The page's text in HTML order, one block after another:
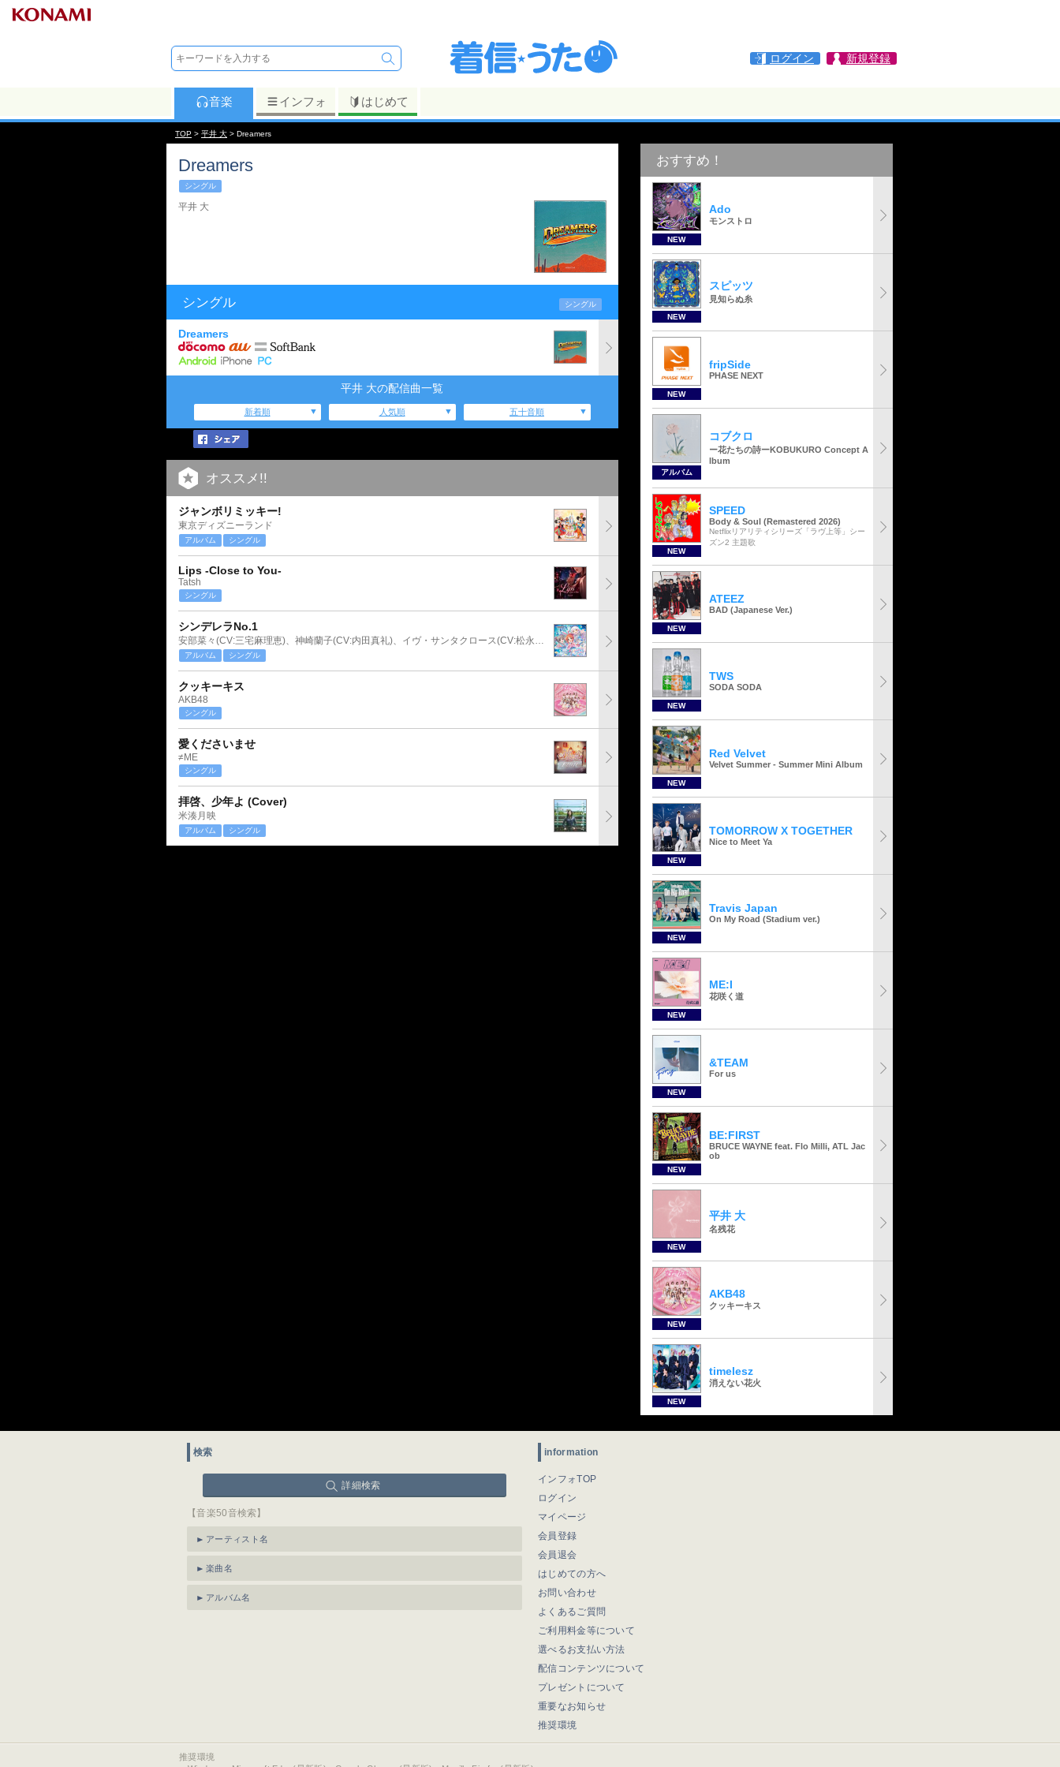
ログイン 新規登録
音楽 インフォ はじめて
TOP > 平井 大 > Dreamers
Dreamers
シングル
平井 大
シングル シングル
Dreamers
平井 大の配信曲一覧
新着順 人気順 五十音順
オススメ!!
ジャンボリミッキー!
東京ディズニーランド
アルバム シングル
Lips -Close to You-
Tatsh
シングル
シンデレラNo.1
安部菜々(CV:三宅麻理恵)、神崎蘭子(CV:内田真礼)、イヴ・サンタクロース(CV:松永あかね)
アルバム シングル
クッキーキス
AKB48
シングル
愛くださいませ
≠ME
シングル
拝啓、少年よ (Cover)
米湊月映
アルバム シングル
おすすめ！
NEW
Ado
モンストロ
NEW
スピッツ
見知らぬ糸
NEW
fripSide
PHASE NEXT
アルバム
コブクロ
ー花たちの詩ーKOBUKURO Concept A
lbum
NEW
SPEED
Body & Soul (Remastered 2026)
Netflixリアリティシリーズ「ラヴ上等」シー
ズン2 主題歌
NEW
ATEEZ
BAD (Japanese Ver.)
NEW
TWS
SODA SODA
NEW
Red Velvet
Velvet Summer - Summer Mini Album
NEW
TOMORROW X TOGETHER
Nice to Meet Ya
NEW
Travis Japan
On My Road (Stadium ver.)
NEW
ME:I
花咲く道
NEW
&TEAM
For us
NEW
BE:FIRST
BRUCE WAYNE feat. Flo Milli, ATL Jac
ob
NEW
平井 大
名残花
NEW
AKB48
クッキーキス
NEW
timelesz
消えない花火
検索
詳細検索
【音楽50音検索】
アーティスト名
楽曲名
アルバム名
information
インフォTOP
ログイン
マイページ
会員登録
会員退会
はじめての方へ
お問い合わせ
よくあるご質問
ご利用料金等について
選べるお支払い方法
配信コンテンツについて
プレゼントについて
重要なお知らせ
推奨環境
推奨環境